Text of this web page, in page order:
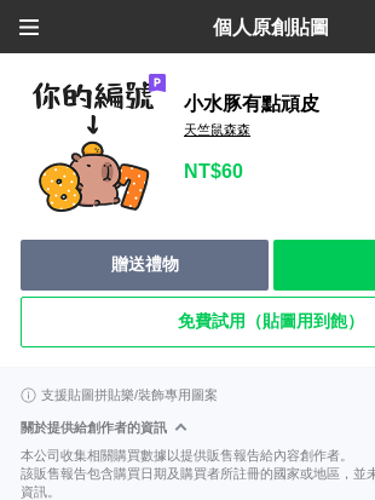
個人原創貼圖
小水豚有點頑皮
天竺鼠森森
NT$60
贈送禮物
免費試用（貼圖用到飽）
支援貼圖拼貼樂/裝飾專用圖案
關於提供給創作者的資訊
本公司收集相關購買數據以提供販售報告給內容創作者。
該販售報告包含購買日期及購買者所註冊的國家或地區，並
資訊。